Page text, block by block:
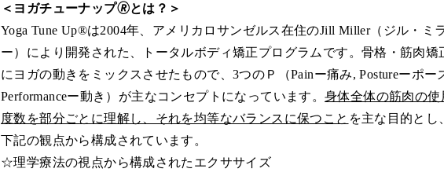
＜ヨガチューナップ🄬とは？＞
Yoga Tune Up®は2004年、アメリカロサンゼルス在住のJill Miller（ジル・ミ
ー）により開発された、トータルボディ矯正プログラムです。骨格・筋肉矯
にヨガの動きをミックスさせたもので、3つのＰ（Painー痛み, Postureーポー
Performanceー動き）が主なコンセプトになっています。身体全体の筋肉の使
度数を部分ごとに理解し、それを均等なバランスに保つこと を主な目的とし
下記の観点から構成されています。
☆理学療法の視点から構成されたエクササイズ